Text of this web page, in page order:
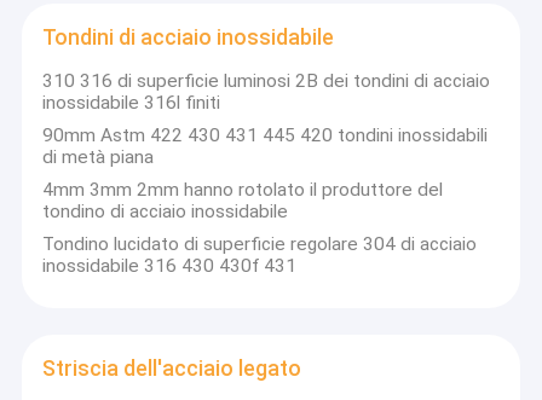
Tondini di acciaio inossidabile
310 316 di superficie luminosi 2B dei tondini di acciaio
inossidabile 316l finiti
90mm Astm 422 430 431 445 420 tondini inossidabili
di metà piana
4mm 3mm 2mm hanno rotolato il produttore del
tondino di acciaio inossidabile
Tondino lucidato di superficie regolare 304 di acciaio
inossidabile 316 430 430f 431
Striscia dell'acciaio legato